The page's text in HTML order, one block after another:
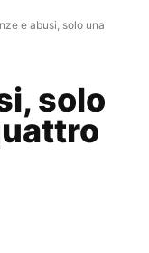
e abusi, solo una
solo